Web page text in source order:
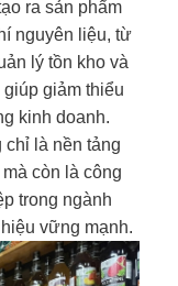
ra sản phẩm
nguyên liệu, từ
lý tồn kho và
giảm thiểu
kinh doanh.
chỉ là nền tảng
còn là công
trong ngành
vững mạnh.